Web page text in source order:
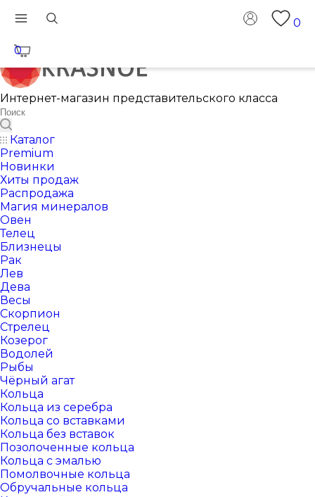
0
0
Интернет-магазин представительского класса
Каталог
Premium
Новинки
Хиты продаж
Распродажа
Магия минералов
Овен
Телец
Близнецы
Рак
Лев
Дева
Весы
Скорпион
Стрелец
Козерог
Водолей
Рыбы
Чёрный агат
Кольца
Кольца из серебра
Кольца со вставками
Кольца без вставок
Позолоченные кольца
Кольца с эмалью
Помолвочные кольца
Обручальные кольца